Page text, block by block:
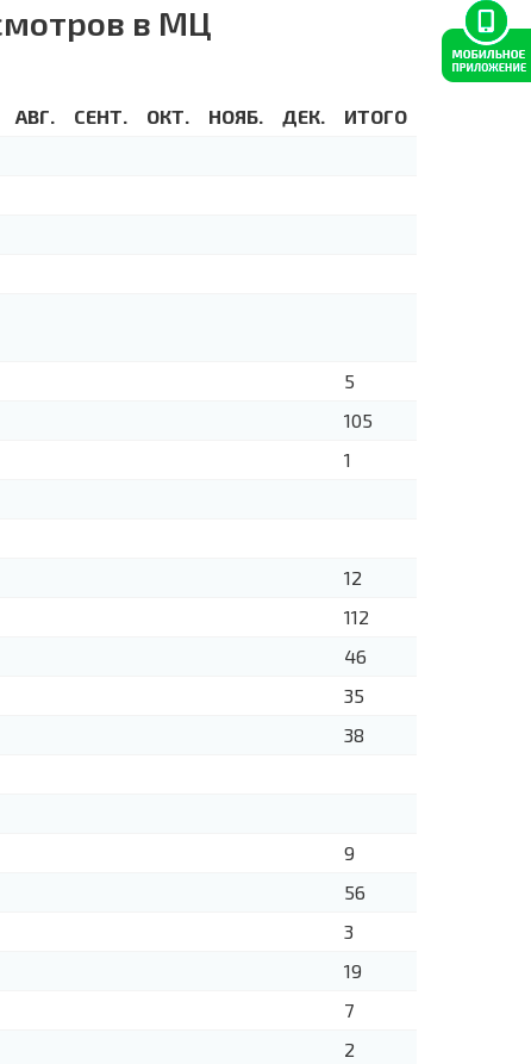
в МЦ
АВГ. СЕНТ. ОКТ. НОЯБ. ДЕК.
ИТОГО
5
105
1
12
112
46
35
38
9
56
3
19
7
2